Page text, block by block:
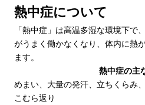
熱中症について
「熱中症」は高温多湿な環境下で
がうまく働かなくなり、体内に熱
ます。
熱中症の主
めまい、大量の発汗、立ちくらみ
こむら返り